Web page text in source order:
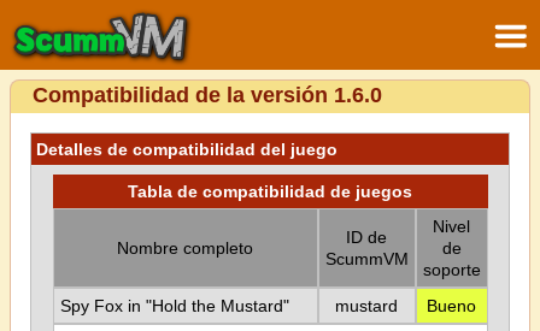
Compatibilidad de la versión 1.6.0
Detalles de compatibilidad del juego
Tabla de compatibilidad de juegos
Nombre completo
ID de
ScummVM
Nivel
de
soporte
Spy Fox in "Hold the Mustard"
mustard Bueno